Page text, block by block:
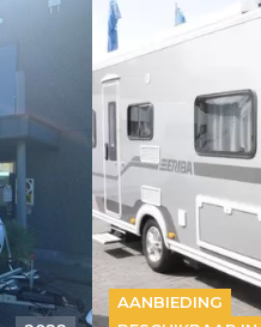
AANBIEDING